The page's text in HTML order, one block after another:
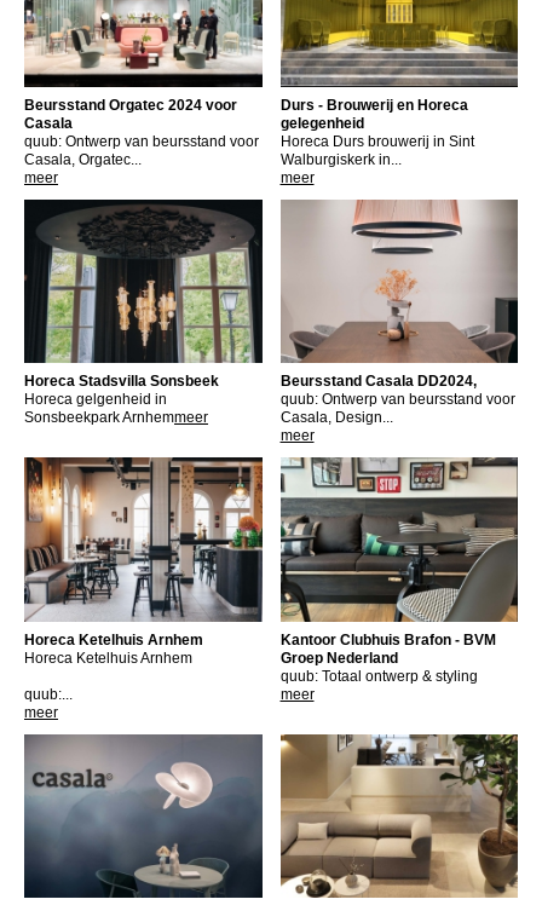
Beursstand Orgatec 2024 voor
Casala
quub: Ontwerp van beursstand voor
Casala, Orgatec...
meer
Durs - Brouwerij en Horeca
gelegenheid
Horeca Durs brouwerij in Sint
Walburgiskerk in...
meer
Horeca Stadsvilla Sonsbeek
Horeca gelgenheid in
Sonsbeekpark Arnhemmeer
Beursstand Casala DD2024,
quub: Ontwerp van beursstand voor
Casala, Design...
meer
Horeca Ketelhuis Arnhem
Horeca Ketelhuis Arnhem
quub:...
meer
Kantoor Clubhuis Brafon - BVM
Groep Nederland
quub: Totaal ontwerp & styling
meer